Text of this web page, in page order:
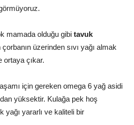
mamada olduğu gibi tavuk
üzerinden sıvı yağı almak
ortaya çıkar.
için gereken omega 6 yağ asidi
yüksektir. Kulağa pek hoş
yağı yararlı ve kaliteli bir